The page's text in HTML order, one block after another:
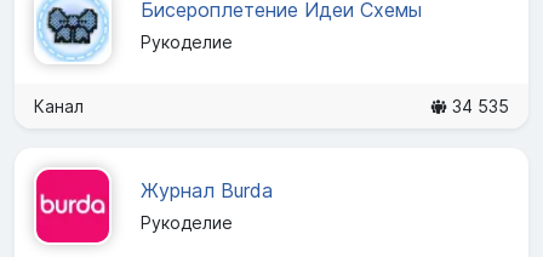
Бисероплетение Идеи Схемы
Рукоделие
Канал 34 535
Журнал Burda
Рукоделие